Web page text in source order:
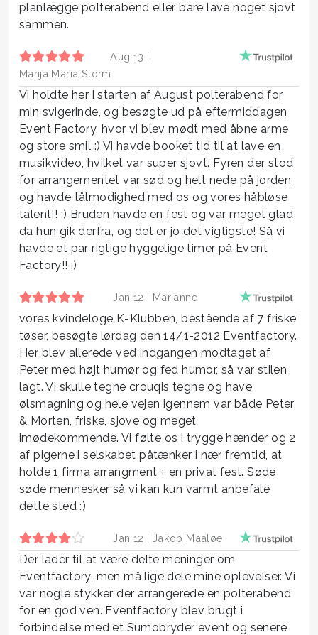
planlægge polterabend eller bare lave noget sjovt
sammen.
Aug 13 |
Manja Maria Storm
Vi holdte her i starten af August polterabend for
min svigerinde, og besøgte ud på eftermiddagen
Event Factory, hvor vi blev mødt med åbne arme
og store smil :) Vi havde booket tid til at lave en
musikvideo, hvilket var super sjovt. Fyren der stod
for arrangementet var sød og helt nede på jorden
og havde tålmodighed med os og vores håbløse
talent!! ;) Bruden havde en fest og var meget glad
da hun gik derfra, og det er jo det vigtigste! Så vi
havde et par rigtige hyggelige timer på Event
Factory!! :)
Jan 12 | Marianne
vores kvindeloge K-Klubben, bestående af 7 friske
tøser, besøgte lørdag den 14/1-2012 Eventfactory.
Her blev allerede ved indgangen modtaget af
Peter med højt humør og fed humor, så var stilen
lagt. Vi skulle tegne crouqis tegne og have
ølsmagning og hele vejen igennem var både Peter
& Morten, friske, sjove og meget
imødekommende. Vi følte os i trygge hænder og 2
af pigerne i selskabet påtænker i nær fremtid, at
holde 1 firma arrangment + en privat fest. Søde
søde mennesker så vi kan kun varmt anbefale
dette sted :)
Jan 12 | Jakob Maaløe
Der lader til at være delte meninger om
Eventfactory, men må lige dele mine oplevelser. Vi
var nogle stykker der arrangerede en polterabend
for en god ven. Eventfactory blev brugt i
forbindelse med et Sumobryder event og senere